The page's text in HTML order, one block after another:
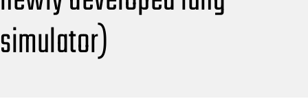
simulator)